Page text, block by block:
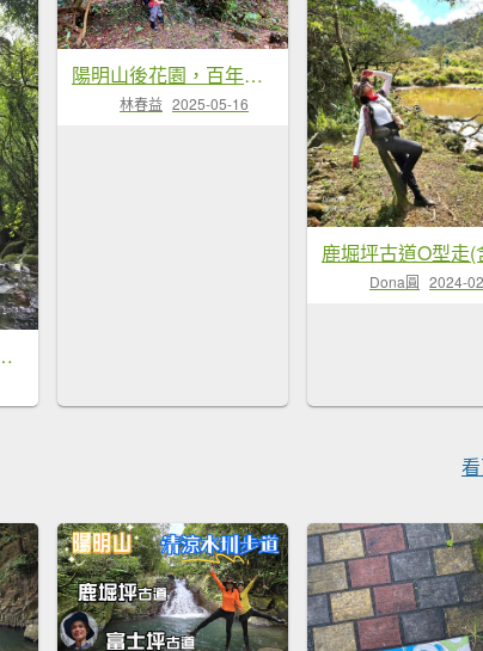
戲水與溯溪天堂，首選鹿堀坪（頭前溪）瀑布。
陽明山後花園，百年靜美牧牛山徑，古道草原精華連走
林春益 2025-05-16
Dona圓 2024-